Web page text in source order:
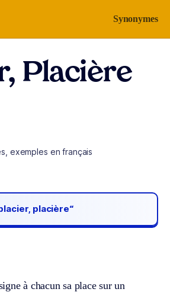
Synonymes
Placière
exemples en français
placière“
à chacun sa place sur un